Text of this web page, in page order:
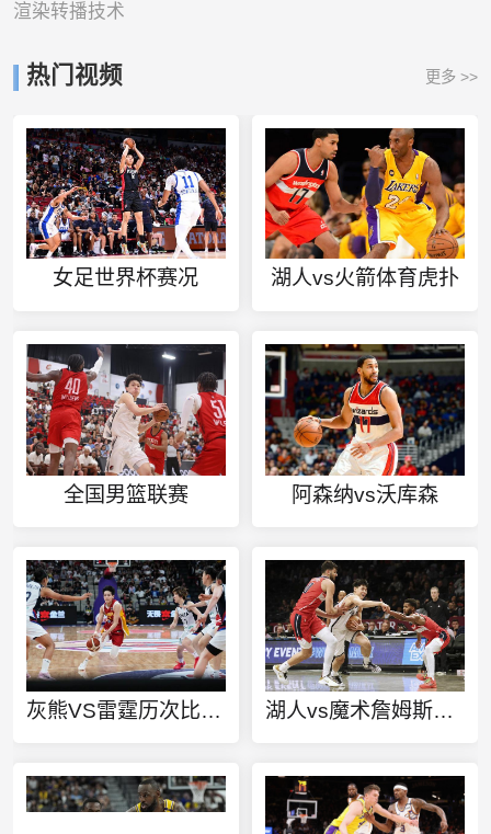
渲染转播技术
热门视频 更多 >>
女足世界杯赛况 湖人vs火箭体育虎扑
全国男篮联赛 阿森纳vs沃库森
灰熊VS雷霆历次比赛结果 湖人vs魔术詹姆斯集锦